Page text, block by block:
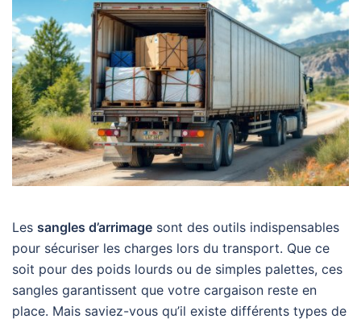
Les sangles d’arrimage sont des outils indispensables
pour sécuriser les charges lors du transport. Que ce
soit pour des poids lourds ou de simples palettes, ces
sangles garantissent que votre cargaison reste en
place. Mais saviez-vous qu’il existe différents types de